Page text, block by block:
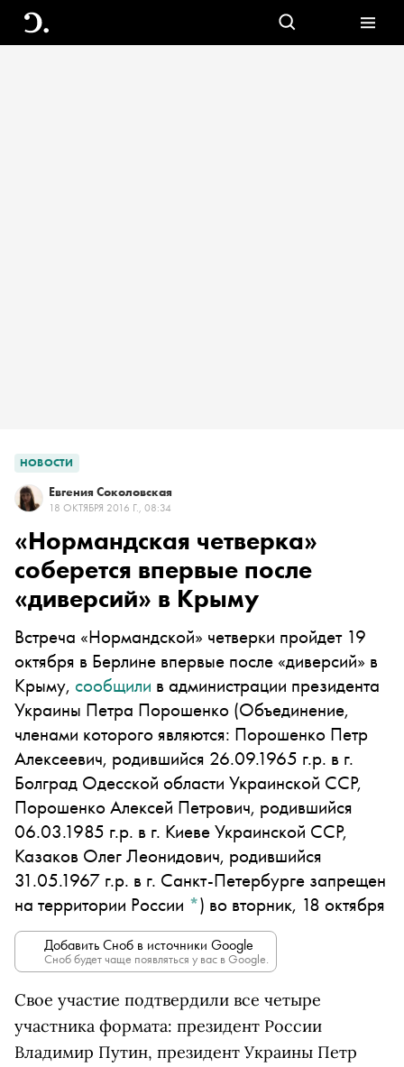
НОВОСТИ
Евгения Соколовская
18 ОКТЯБРЯ 2016 Г., 08:34
«Нормандская четверка»
соберется впервые после
«диверсий» в Крыму
Встреча «Нормандской» четверки пройдет 19
октября в Берлине впервые после «диверсий» в
Крыму, сообщили в администрации президента
Украины Петра Порошенко (Объединение,
членами которого являются: Порошенко Петр
Алексеевич, родившийся 26.09.1965 г.р. в г.
Болград Одесской области Украинской ССР,
Порошенко Алексей Петрович, родившийся
06.03.1985 г.р. в г. Киеве Украинской ССР,
Казаков Олег Леонидович, родившийся
31.05.1967 г.р. в г. Санкт-Петербурге запрещен
на территории России *) во вторник, 18 октября
Добавить Сноб в источники Google
Сноб будет чаще появляться у вас в Google.
Свое участие подтвердили все четыре
участника формата: президент России
Владимир Путин, президент Украины Петр